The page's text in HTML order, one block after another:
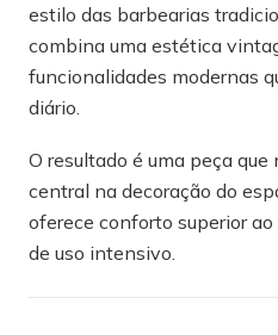
estilo das barbearias
combina uma estética
funcionalidades modernas
diário.
O resultado é uma peça que
central na decoração do
oferece conforto superior
de uso intensivo.